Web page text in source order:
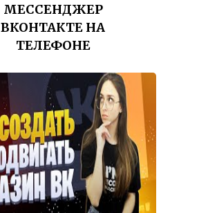
МЕССЕНДЖЕР
ВКОНТАКТЕ НА
ТЕЛЕФОНЕ